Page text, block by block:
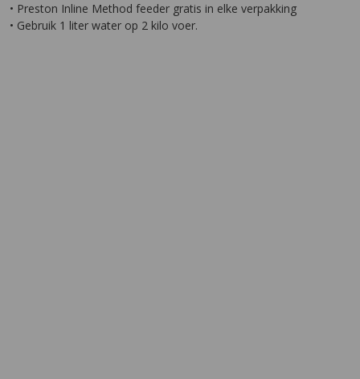
• Preston Inline Method feeder gratis in elke verpakking
• Gebruik 1 liter water op 2 kilo voer.